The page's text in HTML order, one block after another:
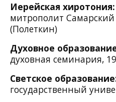
Иерейская хиротония:
митрополит
(Полеткин)
Духовное
духовная семинария,
Светское
государственный